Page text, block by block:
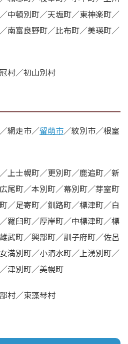
中頓別町／天塩町／東神楽町／
南富良野町／比布町／美瑛町／
村／初山別村
網走市／留萌市／紋別市／根室
上士幌町／更別町／鹿追町／新
尾町／本別町／幕別町／芽室町
／足寄町／釧路町／標津町／白
羅臼町／厚岸町／中標津町／標
武町／興部町／訓子府町／佐呂
満別町／小清水町／上湧別町／
津別町／美幌町
村／東藻琴村